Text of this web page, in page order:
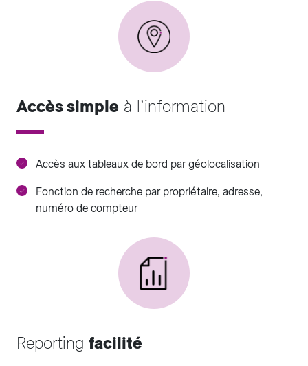
Accès simple à l’information
Accès aux tableaux de bord par géolocalisation
Fonction de recherche par propriétaire, adresse,
numéro de compteur
Reporting facilité